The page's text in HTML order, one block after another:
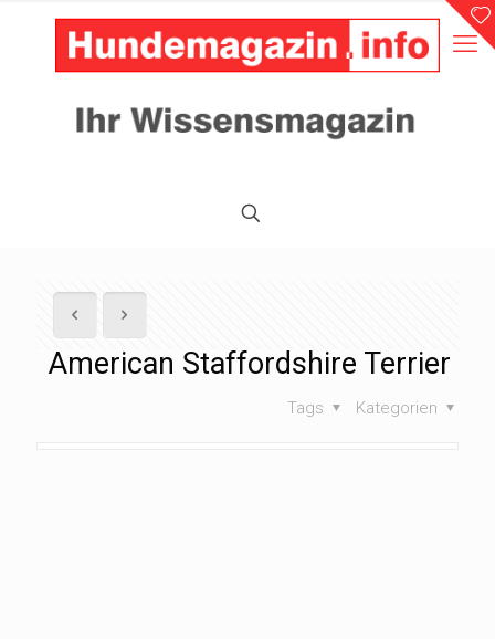
American Staffordshire Terrier
Kategorien
Tags